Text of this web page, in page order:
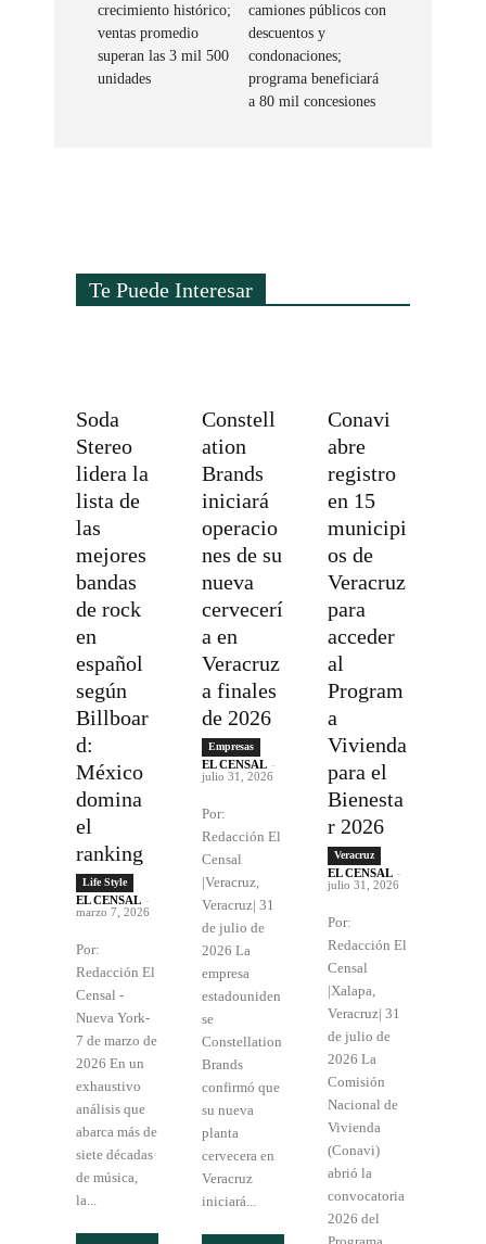
crecimiento histórico;
ventas promedio
superan las 3 mil 500
unidades
camiones públicos con
descuentos y
condonaciones;
programa beneficiará
a 80 mil concesiones
Te Puede Interesar
Soda
Stereo
lidera la
lista de
las
mejores
bandas
de rock
en
español
según
Billboar
d:
México
domina
el
ranking
Life Style
EL CENSAL -
marzo 7, 2026
Por:
Redacción El
Censal -
Nueva York-
7 de marzo de
2026 En un
exhaustivo
análisis que
abarca más de
siete décadas
de música,
la...
Constell
ation
Brands
iniciará
operacio
nes de su
nueva
cervecerí
a en
Veracruz
a finales
de 2026
Empresas
EL CENSAL -
julio 31, 2026
Por:
Redacción El
Censal
|Veracruz,
Veracruz| 31
de julio de
2026 La
empresa
estadouniden
se
Constellation
Brands
confirmó que
su nueva
planta
cervecera en
Veracruz
iniciará...
Conavi
abre
registro
en 15
municipi
os de
Veracruz
para
acceder
al
Program
a
Vivienda
para el
Bienesta
r 2026
Veracruz
EL CENSAL -
julio 31, 2026
Por:
Redacción El
Censal
|Xalapa,
Veracruz| 31
de julio de
2026 La
Comisión
Nacional de
Vivienda
(Conavi)
abrió la
convocatoria
2026 del